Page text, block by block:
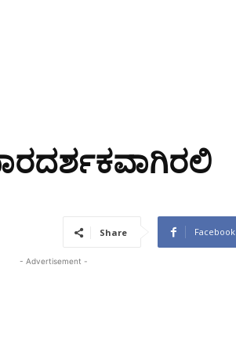
Share Facebook
- Advertisement -